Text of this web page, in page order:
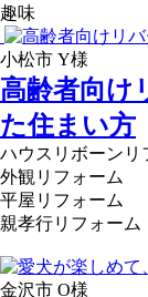
趣味
小松市 Y様
高齢者向け
た住まい方
ハウスリボーンリ
外観リフォーム
平屋リフォーム
親孝行リフォーム
金沢市 O様